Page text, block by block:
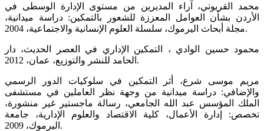
محمد القريوتي، آراء المديرين من مستوى الإدارة الوسطى في
الأردن بشأن العوامل المعززة للشعور بالتمكين: دراسة ميدانية،
مجلة أبحاث اليرموك، سلسلة العلوم الإنسانية والاجتماعية، 2004.
محمود حسين الوادي ، التمكين الإداري في العصر الحديث، دار
الحامد للنشر والتوزيع، عمان، 2012.
مريم موسى شرع، أثر التمكين في سلوكيات الدور الرسمي
والإضافي: دراسة ميدانية من وجهة نظر العاملين في مستشفى
الملك المؤسس عبد الله الجامعي، رسالة ماجستير غير منشورة،
تخصص: إدارة الأعمال، كلية الاقتصاد والعلوم الإدارية، جامعة
اليرموك، 2009.